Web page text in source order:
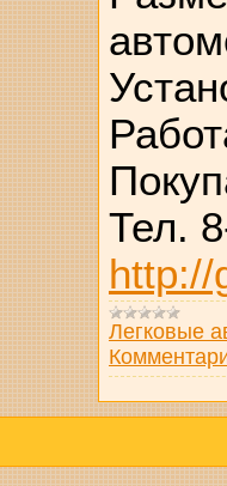
Тел.
http://
Легковые